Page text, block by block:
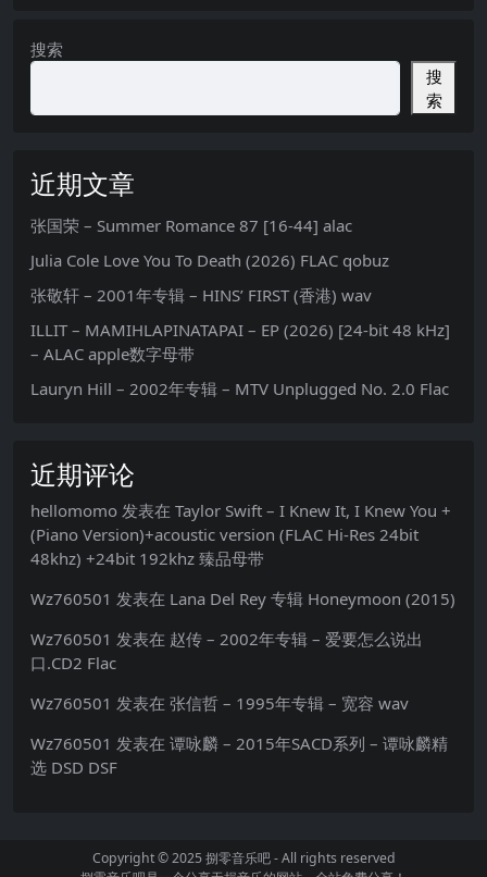
搜索
搜
索
近期文章
张国荣 – Summer Romance 87 [16-44] alac
Julia Cole Love You To Death (2026) FLAC qobuz
张敬轩 – 2001年专辑 – HINS’ FIRST (香港) wav
ILLIT – MAMIHLAPINATAPAI – EP (2026) [24-bit 48 kHz]
– ALAC apple数字母带
Lauryn Hill – 2002年专辑 – MTV Unplugged No. 2.0 Flac
近期评论
hellomomo 发表在 Taylor Swift – I Knew It, I Knew You +
(Piano Version)+acoustic version (FLAC Hi-Res 24bit
48khz) +24bit 192khz 臻品母带
Wz760501 发表在 Lana Del Rey 专辑 Honeymoon (2015)
Wz760501 发表在 赵传 – 2002年专辑 – 爱要怎么说出
口.CD2 Flac
Wz760501 发表在 张信哲 – 1995年专辑 – 宽容 wav
Wz760501 发表在 谭咏麟 – 2015年SACD系列 – 谭咏麟精
选 DSD DSF
Copyright © 2025捌零音乐吧- All rights reserved